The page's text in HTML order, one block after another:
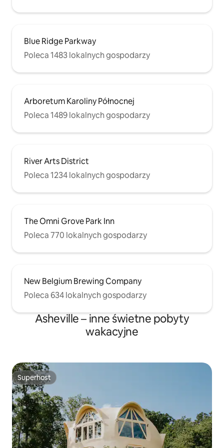
Blue Ridge Parkway
Poleca 1483 lokalnych gospodarzy
Arboretum Karoliny Północnej
Poleca 1489 lokalnych gospodarzy
River Arts District
Poleca 1234 lokalnych gospodarzy
The Omni Grove Park Inn
Poleca 770 lokalnych gospodarzy
New Belgium Brewing Company
Poleca 634 lokalnych gospodarzy
Asheville – inne świetne pobyty
wakacyjne
Superhost
Superhost